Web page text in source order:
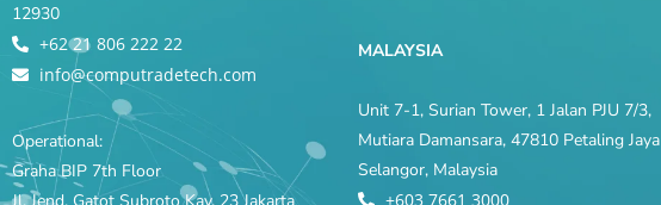
12930
+62 21 806 222 22
info@computradetech.com
Operational:
Graha BIP 7th Floor
MALAYSIA
Unit 7-1, Surian Tower, 1 Jalan PJU 7/3,
Mutiara Damansara, 47810 Petaling Jaya
Selangor, Malaysia
+603 7661 3000